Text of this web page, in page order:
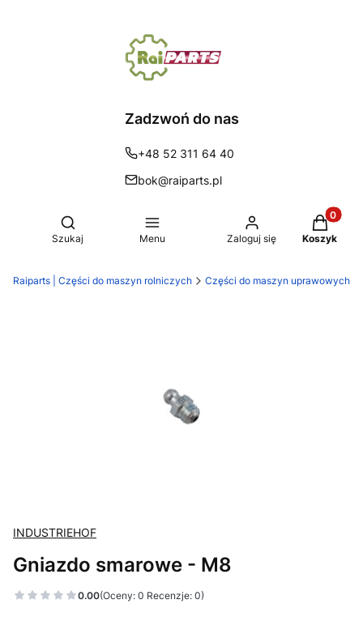
Zadzwoń do nas
+48 52 311 64 40
bok@raiparts.pl
Otwórz wyszukiwarkę
Szukaj Menu Zaloguj się Koszyk
Raiparts | Części do maszyn rolniczych Części do maszyn uprawowych
INDUSTRIEHOF
Gniazdo smarowe - M8
0.00(Oceny: 0 Recenzje: 0)